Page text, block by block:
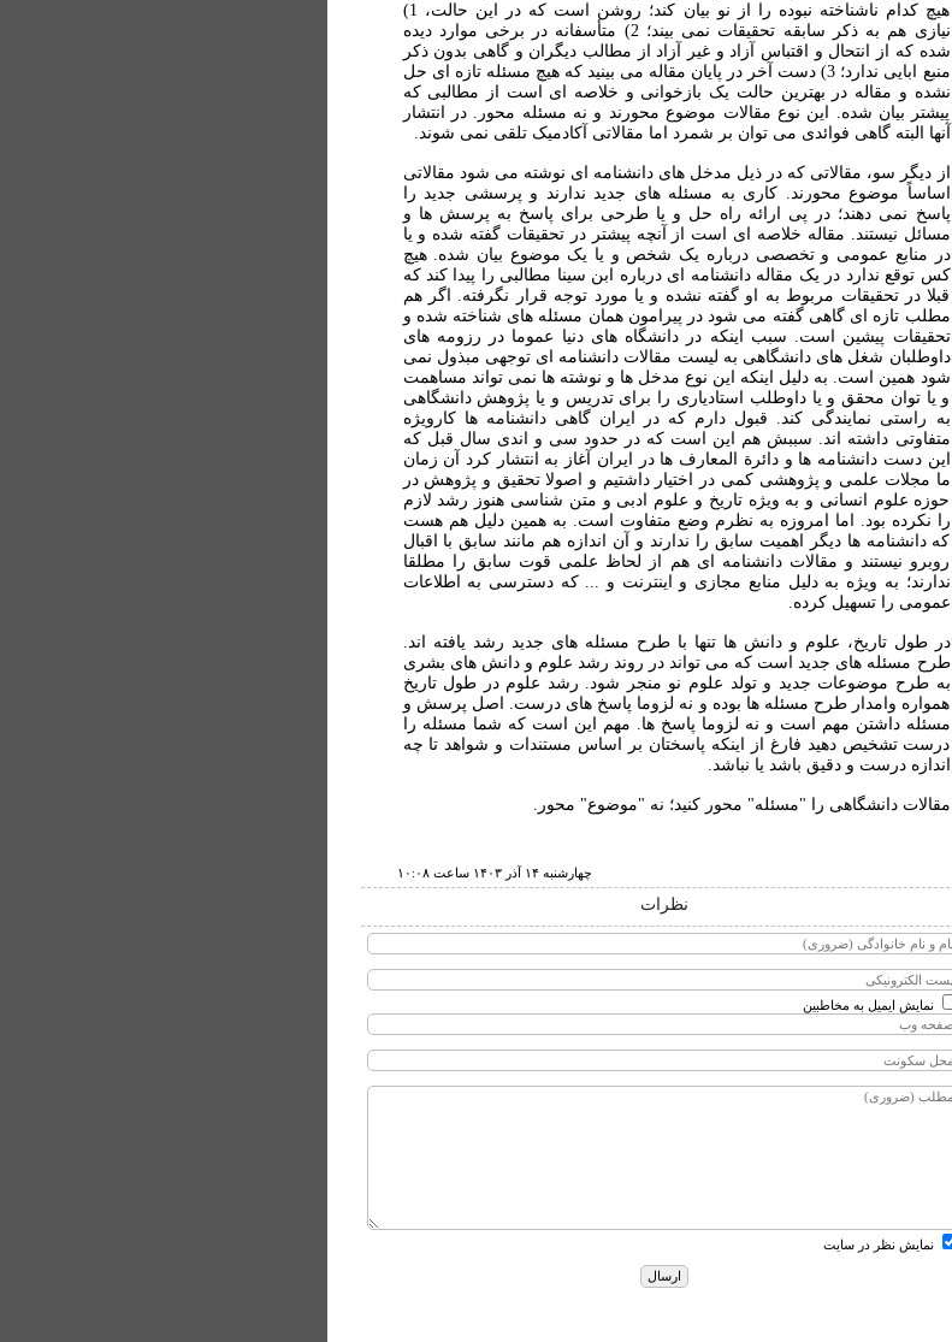
هيچ کدام ناشناخته نبوده را از نو بيان کند؛ روشن است که در اين حالت، 1)
نيازی هم به ذکر سابقه تحقيقات نمی بيند؛ 2) متأسفانه در برخی موارد دیده
شده که از انتحال و اقتباس آزاد و غير آزاد از مطالب ديگران و گاهی بدون ذکر
منبع ابایی ندارد؛ 3) دست آخر در پايان مقاله می بينيد که هيچ مسئله تازه ای حل
نشده و مقاله در بهترين حالت يک بازخوانی و خلاصه ای است از مطالبی که
پيشتر بيان شده. اين نوع مقالات موضوع محورند و نه مسئله محور. در انتشار
آنها البته گاهی فوائدی می توان بر شمرد اما مقالاتی آکادميک تلقی نمی شوند.
از دیگر سو، مقالاتی که در ذيل مدخل های دانشنامه ای نوشته می شود مقالاتی
اساساً موضوع محورند. کاری به مسئله های جديد ندارند و پرسشی جديد را
پاسخ نمی دهند؛ در پی ارائه راه حل و يا طرحی برای پاسخ به پرسش ها و
مسائل نيستند. مقاله خلاصه ای است از آنچه پیشتر در تحقيقات گفته شده و يا
در منابع عمومی و تخصصی درباره يک شخص و يا يک موضوع بيان شده. هيچ
کس توقع ندارد در يک مقاله دانشنامه ای درباره ابن سينا مطالبی را پيدا کند که
قبلا در تحقيقات مربوط به او گفته نشده و يا مورد توجه قرار نگرفته. اگر هم
مطلب تازه ای گاهی گفته می شود در پیرامون همان مسئله های شناخته شده و
تحقیقات پیشین است. سبب اینکه در دانشگاه های دنیا عموما در رزومه های
داوطلبان شغل های دانشگاهی به لیست مقالات دانشنامه ای توجهی مبذول نمی
شود همين است. به دليل اينکه اين نوع مدخل ها و نوشته ها نمی تواند مساهمت
و یا توان محقق و يا داوطلب استادیاری را برای تدریس و یا پژوهش دانشگاهی
به راستی نمايندگی کند. قبول دارم که در ايران گاهی دانشنامه ها کارويژه
متفاوتی داشته اند. سببش هم این است که در حدود سی و اندی سال قبل که
اين دست دانشنامه ها و دائرة المعارف ها در ایران آغاز به انتشار کرد آن زمان
ما مجلات علمی و پژوهشی کمی در اختيار داشتيم و اصولا تحقيق و پژوهش در
حوزه علوم انسانی و به ويژه تاريخ و علوم ادبی و متن شناسی هنوز رشد لازم
را نکرده بود. اما امروزه به نظرم وضع متفاوت است. به همين دليل هم هست
که دانشنامه ها ديگر اهميت سابق را ندارند و آن اندازه هم مانند سابق با اقبال
روبرو نيستند و مقالات دانشنامه ای هم از لحاظ علمی قوت سابق را مطلقا
ندارند؛ به ويژه به دليل منابع مجازی و اينترنت و ... که دسترسی به اطلاعات
عمومی را تسهيل کرده.
در طول تاريخ، علوم و دانش ها تنها با طرح مسئله های جديد رشد يافته اند.
طرح مسئله های جديد است که می تواند در روند رشد علوم و دانش های بشری
به طرح موضوعات جديد و تولد علوم نو منجر شود. رشد علوم در طول تاريخ
همواره وامدار طرح مسئله ها بوده و نه لزوما پاسخ های درست. اصل پرسش و
مسئله داشتن مهم است و نه لزوما پاسخ ها. مهم این است که شما مسئله را
درست تشخیص دهید فارغ از اینکه پاسختان بر اساس مستندات و شواهد تا چه
اندازه درست و دقیق باشد یا نباشد.
مقالات دانشگاهی را "مسئله" محور کنيد؛ نه "موضوع" محور.
چهارشنبه ۱۴ آذر ۱۴۰۳ ساعت ۱۰:۰۸
نظرات
نمایش ایمیل به مخاطبین
نمایش نظر در سایت